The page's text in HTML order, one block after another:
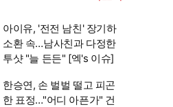
아이유, '전전 남친' 장기하
소환 속…남사친과 다정한
투샷 "늘 든든" [엑's 이슈]
한승연, 손 벌벌 떨고 피곤
한 표정…"어디 아픈가" 건